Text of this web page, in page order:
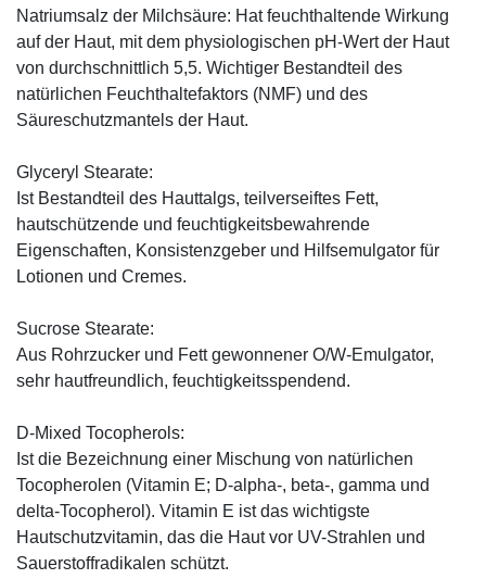
Natriumsalz der Milchsäure: Hat feuchthaltende Wirkung
auf der Haut, mit dem physiologischen pH-Wert der Haut
von durchschnittlich 5,5. Wichtiger Bestandteil des
natürlichen Feuchthaltefaktors (NMF) und des
Säureschutzmantels der Haut.
Glyceryl Stearate:
Ist Bestandteil des Hauttalgs, teilverseiftes Fett,
hautschützende und feuchtigkeitsbewahrende
Eigenschaften, Konsistenzgeber und Hilfsemulgator für
Lotionen und Cremes.
Sucrose Stearate:
Aus Rohrzucker und Fett gewonnener O/W-Emulgator,
sehr hautfreundlich, feuchtigkeitsspendend.
D-Mixed Tocopherols:
Ist die Bezeichnung einer Mischung von natürlichen
Tocopherolen (Vitamin E; D-alpha-, beta-, gamma und
delta-Tocopherol). Vitamin E ist das wichtigste
Hautschutzvitamin, das die Haut vor UV-Strahlen und
Sauerstoffradikalen schützt.